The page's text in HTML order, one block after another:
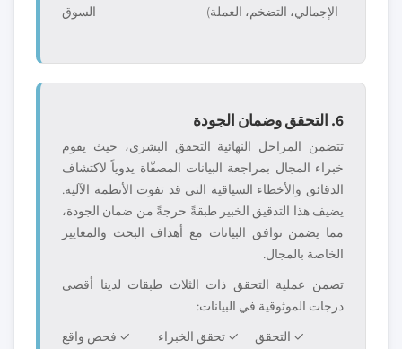
الإجمالي، التضخم، العملة)
السوق
6. التحقق وضمان الجودة
تتضمن المراحل النهائية التحقق البشري، حيث يقوم
خبراء المجال بمراجعة البيانات المصفّاة يدوياً لاكتشاف
الدقائق والأخطاء السياقية التي قد تفوت الأنظمة الآلية.
يضيف هذا التدقيق الخبير طبقةً حرجةً من ضمان الجودة،
مما يضمن توافق البيانات مع أهداف البحث والمعايير
الخاصة بالمجال.
تضمن عملية التحقق ذات الثلاث طبقات لدينا أقصى
درجات الموثوقية في البيانات:
✓ التحقق
✓ تحقق الخبراء
✓ فحص واقع